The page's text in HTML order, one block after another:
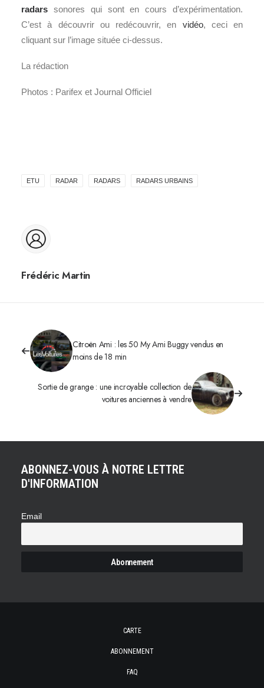
radars sonores qui sont en cours d’expérimentation.
C’est à découvrir ou redécouvrir, en vidéo, ceci en
cliquant sur l’image située ci-dessus.
La rédaction
Photos : Parifex et Journal Officiel
ETU RADAR RADARS RADARS URBAINS
Frédéric Martin
Citroën Ami : les 50 My Ami Buggy vendus en
moins de 18 min
Sortie de grange : une incroyable collection de
voitures anciennes à vendre
ABONNEZ-VOUS À NOTRE LETTRE
D'INFORMATION
Email
CARTE
ABONNEMENT
FAQ